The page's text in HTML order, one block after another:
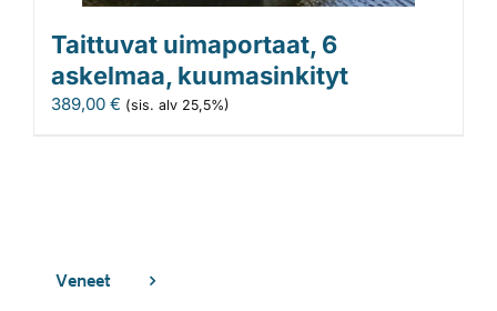
Taittuvat uimaportaat, 6
askelmaa, kuumasinkityt
389,00 € (sis. alv 25,5%)
Veneet